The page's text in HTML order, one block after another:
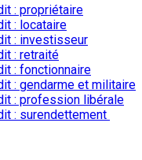
: propriétaire
: locataire
: investisseur
: retraité
: fonctionnaire
: gendarme et militaire
: profession libérale
: surendettement